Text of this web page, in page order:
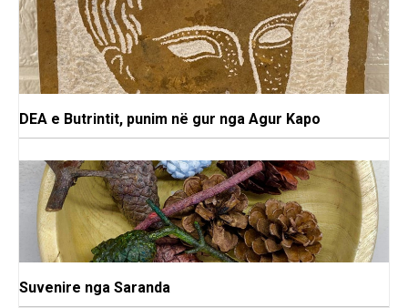
DEA e Butrintit, punim në gur nga Agur Kapo
Suvenire nga Saranda